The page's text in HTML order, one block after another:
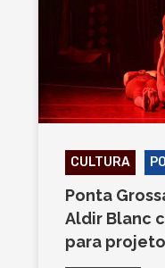
CULTURA
Ponta
Aldir Blanc
para